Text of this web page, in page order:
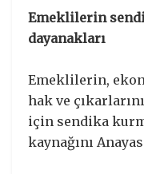
Emeklilerin
dayanakları
Emeklilerin,
hak ve
için sendika
kaynağını